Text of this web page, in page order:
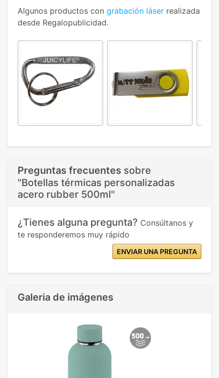
Algunos productos con grabación láser realizada
desde Regalopublicidad.
Preguntas frecuentes sobre
"Botellas térmicas personalizadas
acero rubber 500ml"
¿Tienes alguna pregunta? Consúltanos y
te responderemos muy rápido
ENVIAR UNA PREGUNTA
Galeria de imágenes